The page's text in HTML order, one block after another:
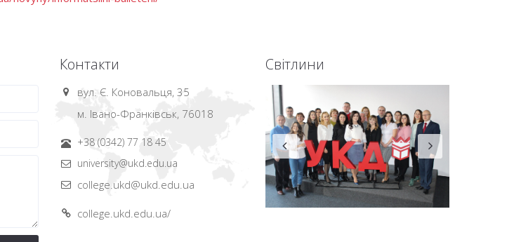
Контакти
вул. Є. Коновальця, 35
м. Івано-Франківськ, 76018
+38 (0342) 77 18 45
university@ukd.edu.ua
college.ukd@ukd.edu.ua
college.ukd.edu.ua/
Світлини